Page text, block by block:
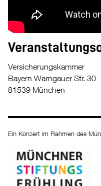
Versicherungskammer
Bayern Warngauer Str. 30
81539 München
Ein Konzert im Rahmen des